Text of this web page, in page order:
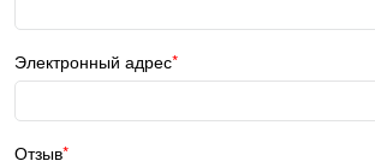
Электронный адрес
Отзыв